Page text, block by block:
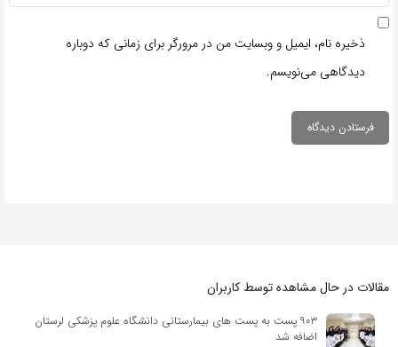
ذخیره نام، ایمیل و وبسایت من در مرورگر برای زمانی که دوباره
دیدگاهی می‌نویسم.
مقالات در حال مشاهده توسط کاربران
۹۰۳ پست به پست های بیمارستانی دانشگاه علوم پزشکی لرستان
اضافه شد